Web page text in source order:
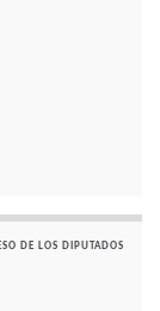
DE LOS DIPUTADOS